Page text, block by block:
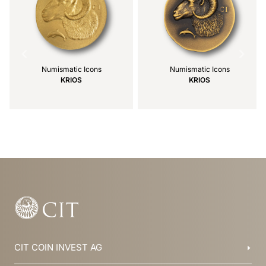
Numismatic Icons
KRIOS
Numismatic Icons
KRIOS
21
CIT COIN INVEST AG